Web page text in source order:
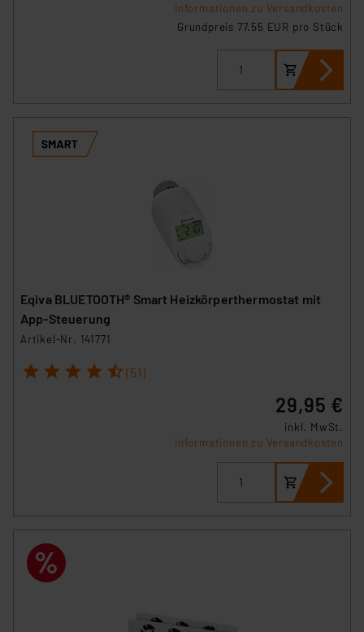
Informationen zu Versandkosten
Grundpreis 77.55 EUR pro Stück
Eqiva BLUETOOTH® Smart Heizkörperthermostat mit
App-Steuerung
Artikel-Nr. 141771
1 2 3 4 5 (51)
29,95 €
inkl. MwSt.
Informationen zu Versandkosten